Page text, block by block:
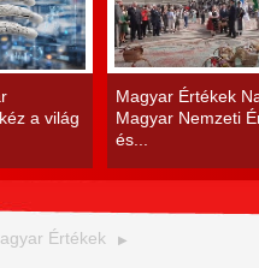
a világ
Magyar Értékek
Magyar Nemzeti
és...
Értékek